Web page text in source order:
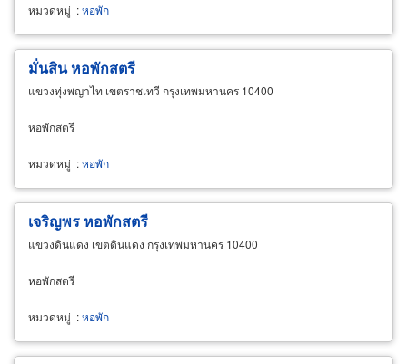
หมวดหมู่ :หอพัก
มั่นสิน หอพักสตรี
แขวงทุ่งพญาไท เขตราชเทวี กรุงเทพมหานคร 10400
หอพักสตรี
หมวดหมู่ :หอพัก
เจริญพร หอพักสตรี
แขวงดินแดง เขตดินแดง กรุงเทพมหานคร 10400
หอพักสตรี
หมวดหมู่ :หอพัก